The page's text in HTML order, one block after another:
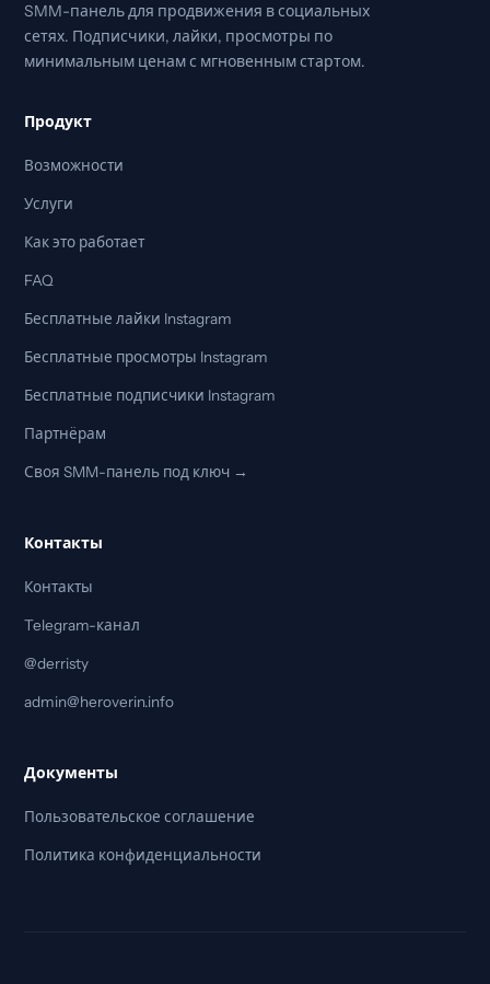
SMM-панель для продвижения в социальных
сетях. Подписчики, лайки, просмотры по
минимальным ценам с мгновенным стартом.
Продукт
Возможности
Услуги
Как это работает
FAQ
Бесплатные лайки Instagram
Бесплатные просмотры Instagram
Бесплатные подписчики Instagram
Партнёрам
Своя SMM-панель под ключ →
Контакты
Контакты
Telegram-канал
@derristy
admin@heroverin.info
Документы
Пользовательское соглашение
Политика конфиденциальности